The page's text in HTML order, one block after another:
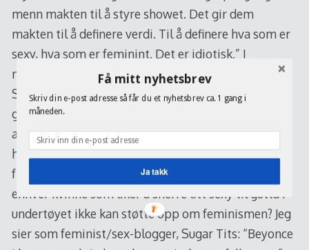
menn makten til å styre showet. Det gir dem
makten til å definere verdi. Til å definere hva som er
sexy, hva som er feminint. Det er idiotisk.” I
motsetning til de ovenstående damene, er ikke
Sasha Fierce redd for å drøfte kjønnspolitikk i den
glansede pressen. De lettkledde bildene som
akkompagnerte saken gjorde likevel at mange kalte
henne en hykler. De mente det var vanskelig å få
frem budskapet med så bittesmå truser. Vil det si at
enhver kvinne som liker å snerre litt sexy til gutta i
undertøyet ikke kan støtte opp om feminismen? Jeg
sier som feminist/sex-blogger, Sugar Tits: “Beyonce
Få mitt nyhetsbrev
Skriv din e-post adresse så får du et nyhetsbrev ca. 1 gang i
måneden.
Ja takk